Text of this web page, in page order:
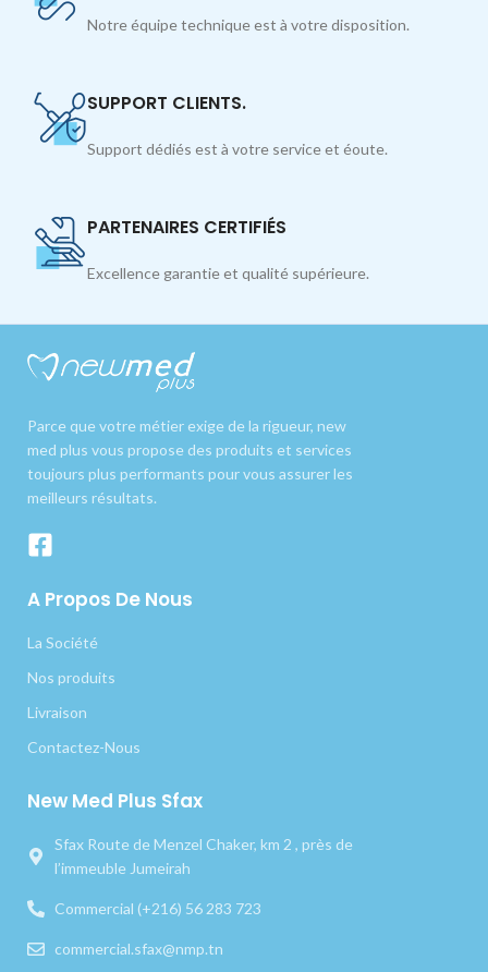
Notre équipe technique est à votre disposition.
SUPPORT CLIENTS.
Support dédiés est à votre service et éoute.
PARTENAIRES CERTIFIÉS
Excellence garantie et qualité supérieure.
Parce que votre métier exige de la rigueur, new
med plus vous propose des produits et services
toujours plus performants pour vous assurer les
meilleurs résultats.
A Propos De Nous
La Société
Nos produits
Livraison
Contactez-Nous
New Med Plus Sfax
Sfax Route de Menzel Chaker, km 2 , près de
l’immeuble Jumeirah
Commercial (+216) 56 283 723
commercial.sfax@nmp.tn